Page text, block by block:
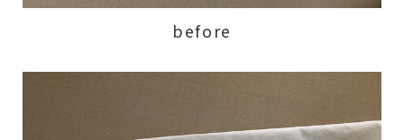
before